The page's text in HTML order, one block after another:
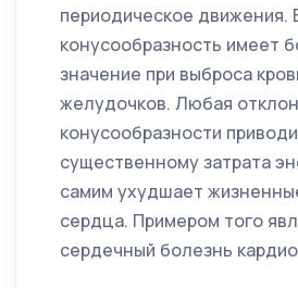
периодическое движения.
конусообразность имеет
значение при выброса
желудочков. Любая
конусообразности
существенному затрата
самим ухудшает
сердца. Примером того
сердечный болезнь